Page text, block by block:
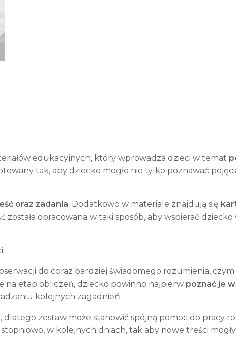
edukacyjnych, który wprowadza dzieci w temat
tak, aby dziecko mogło nie tylko poznawać
oraz zadania. Dodatkowo w materiale znajdują się
opracowana w taki sposób, aby wspierać
do coraz bardziej świadomego rozumienia,
na etap obliczeń, dziecko powinno najpierw poznać je
kolejnych zagadnień.
, dlatego zestaw może stanowić spójną pomoc do pracy
w kolejnych dniach, tak aby nowe treści